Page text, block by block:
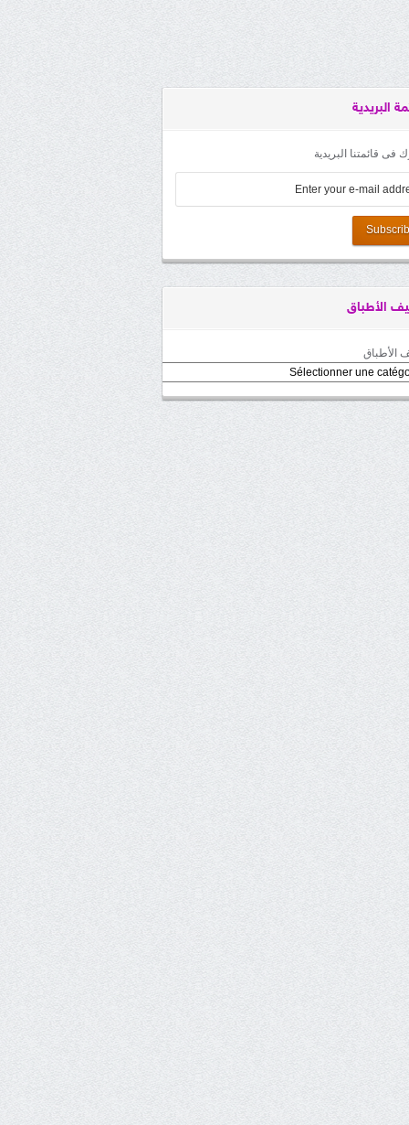
البريدية
فى قائمتنا البريدية
الأطباق
الأطباق